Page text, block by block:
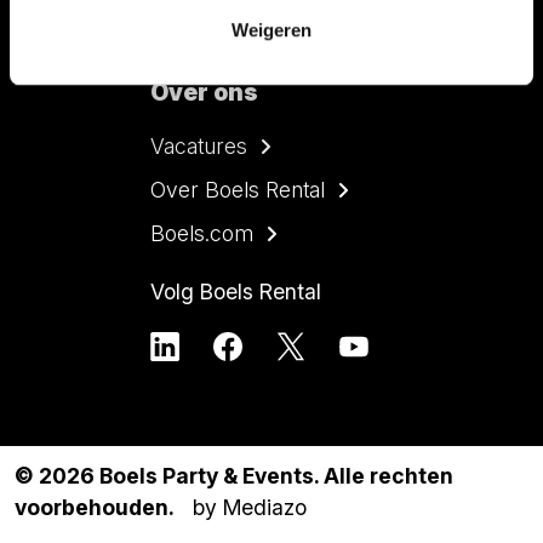
Weigeren
Over ons
Vacatures
Over Boels Rental
Boels.com
Volg Boels Rental
© 2026 Boels Party & Events. Alle rechten
voorbehouden.
by Mediazo